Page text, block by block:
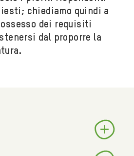
chiediamo quindi a
dei requisiti
dal proporre la